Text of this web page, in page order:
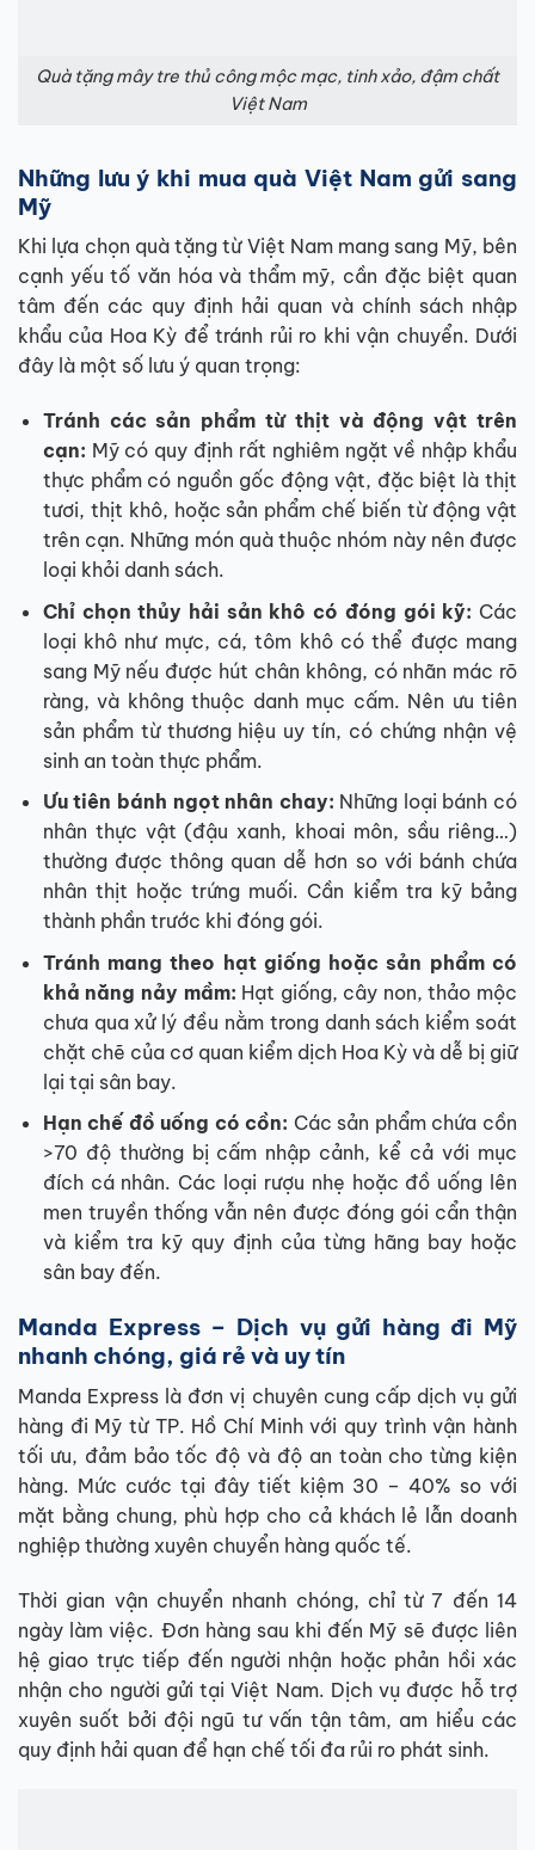
Quà tặng mây tre thủ công mộc mạc, tinh xảo, đậm chất
Việt Nam
Những lưu ý khi mua quà Việt Nam gửi sang
Mỹ
Khi lựa chọn quà tặng từ Việt Nam mang sang Mỹ, bên
cạnh yếu tố văn hóa và thẩm mỹ, cần đặc biệt quan
tâm đến các quy định hải quan và chính sách nhập
khẩu của Hoa Kỳ để tránh rủi ro khi vận chuyển. Dưới
đây là một số lưu ý quan trọng:
Tránh các sản phẩm từ thịt và động vật trên
cạn: Mỹ có quy định rất nghiêm ngặt về nhập khẩu
thực phẩm có nguồn gốc động vật, đặc biệt là thịt
tươi, thịt khô, hoặc sản phẩm chế biến từ động vật
trên cạn. Những món quà thuộc nhóm này nên được
loại khỏi danh sách.
Chỉ chọn thủy hải sản khô có đóng gói kỹ: Các
loại khô như mực, cá, tôm khô có thể được mang
sang Mỹ nếu được hút chân không, có nhãn mác rõ
ràng, và không thuộc danh mục cấm. Nên ưu tiên
sản phẩm từ thương hiệu uy tín, có chứng nhận vệ
sinh an toàn thực phẩm.
Ưu tiên bánh ngọt nhân chay: Những loại bánh có
nhân thực vật (đậu xanh, khoai môn, sầu riêng…)
thường được thông quan dễ hơn so với bánh chứa
nhân thịt hoặc trứng muối. Cần kiểm tra kỹ bảng
thành phần trước khi đóng gói.
Tránh mang theo hạt giống hoặc sản phẩm có
khả năng nảy mầm: Hạt giống, cây non, thảo mộc
chưa qua xử lý đều nằm trong danh sách kiểm soát
chặt chẽ của cơ quan kiểm dịch Hoa Kỳ và dễ bị giữ
lại tại sân bay.
Hạn chế đồ uống có cồn: Các sản phẩm chứa cồn
>70 độ thường bị cấm nhập cảnh, kể cả với mục
đích cá nhân. Các loại rượu nhẹ hoặc đồ uống lên
men truyền thống vẫn nên được đóng gói cẩn thận
và kiểm tra kỹ quy định của từng hãng bay hoặc
sân bay đến.
Manda Express – Dịch vụ gửi hàng đi Mỹ
nhanh chóng, giá rẻ và uy tín
Manda Express là đơn vị chuyên cung cấp dịch vụ gửi
hàng đi Mỹ từ TP. Hồ Chí Minh với quy trình vận hành
tối ưu, đảm bảo tốc độ và độ an toàn cho từng kiện
hàng. Mức cước tại đây tiết kiệm 30 – 40% so với
mặt bằng chung, phù hợp cho cả khách lẻ lẫn doanh
nghiệp thường xuyên chuyển hàng quốc tế.
Thời gian vận chuyển nhanh chóng, chỉ từ 7 đến 14
ngày làm việc. Đơn hàng sau khi đến Mỹ sẽ được liên
hệ giao trực tiếp đến người nhận hoặc phản hồi xác
nhận cho người gửi tại Việt Nam. Dịch vụ được hỗ trợ
xuyên suốt bởi đội ngũ tư vấn tận tâm, am hiểu các
quy định hải quan để hạn chế tối đa rủi ro phát sinh.